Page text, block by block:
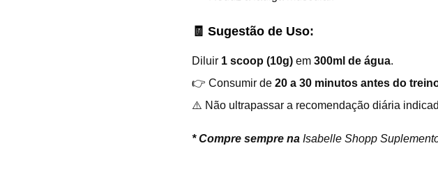
🧾 Sugestão de Uso:
Diluir 1 scoop (10g) em 300ml de água.
👉 Consumir de 20 a 30 minutos antes do
⚠️ Não ultrapassar a recomendação diária
*Compre sempre na Isabelle Shopp